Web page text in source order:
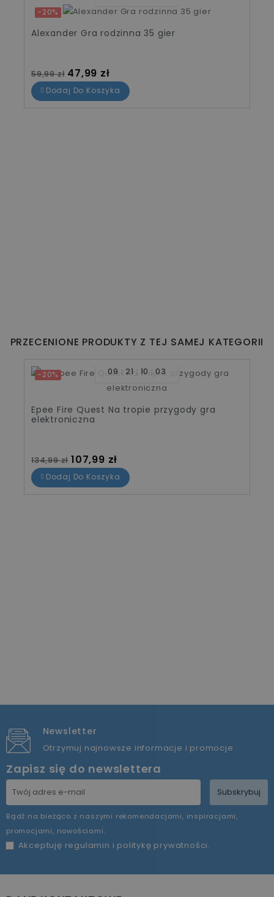
-20%
Alexander Gra rodzinna 35 gier
Cena standardowa
59,99 zł Cena
47,99 zł
Dodaj Do Koszyka
PRZECENIONE PRODUKTY Z TEJ SAMEJ KATEGORII
-20% 09 21 10 03
Epee Fire Quest Na tropie przygody gra
elektroniczna
Cena standardowa
134,99 zł Cena
107,99 zł
Dodaj Do Koszyka
Newsletter
Otrzymuj najnowsze informacje i promocje
Zapisz się do newslettera
Subskrybuj
Bądź na bieżąco z naszymi rekomendacjami, inspiracjami,
promocjami, nowościami.
Akceptuję regulamin i politykę prywatności.